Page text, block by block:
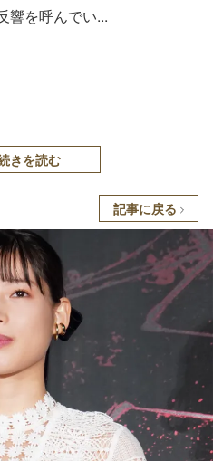
響を呼んでい...
きを読む
記事に戻る